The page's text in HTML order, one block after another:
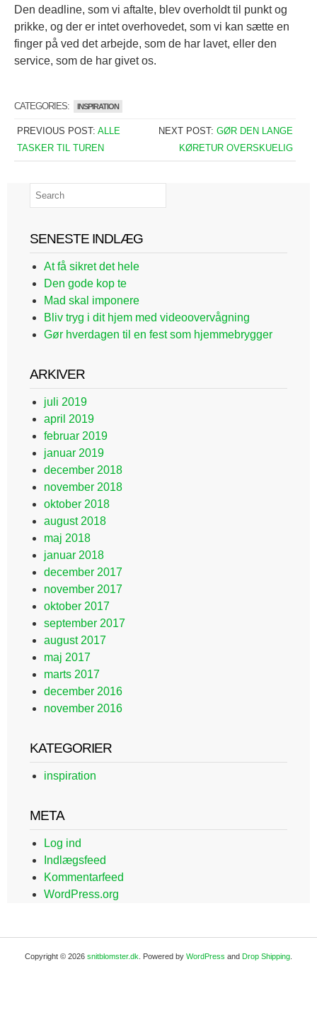
Den deadline, som vi aftalte, blev overholdt til punkt og
prikke, og der er intet overhovedet, som vi kan sætte en
finger på ved det arbejde, som de har lavet, eller den
service, som de har givet os.
CATEGORIES: INSPIRATION
PREVIOUS POST: ALLE
TASKER TIL TUREN
NEXT POST:GØR DEN LANGE
KØRETUR OVERSKUELIG
SENESTE INDLÆG
At få sikret det hele
Den gode kop te
Mad skal imponere
Bliv tryg i dit hjem med videoovervågning
Gør hverdagen til en fest som hjemmebrygger
ARKIVER
juli 2019
april 2019
februar 2019
januar 2019
december 2018
november 2018
oktober 2018
august 2018
maj 2018
januar 2018
december 2017
november 2017
oktober 2017
september 2017
august 2017
maj 2017
marts 2017
december 2016
november 2016
KATEGORIER
inspiration
META
Log ind
Indlægsfeed
Kommentarfeed
WordPress.org
Copyright © 2026 snitblomster.dk . Powered by WordPress and Drop Shipping